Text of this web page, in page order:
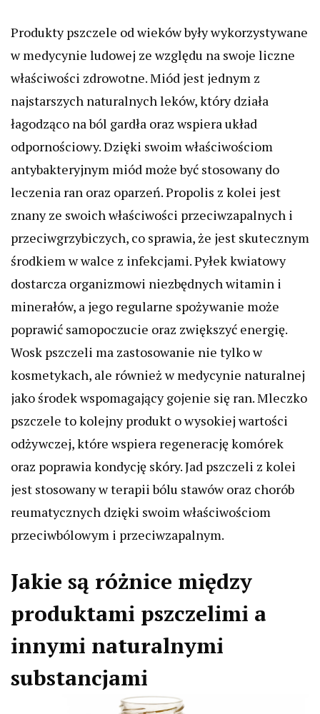
Produkty pszczele od wieków były wykorzystywane
w medycynie ludowej ze względu na swoje liczne
właściwości zdrowotne. Miód jest jednym z
najstarszych naturalnych leków, który działa
łagodząco na ból gardła oraz wspiera układ
odpornościowy. Dzięki swoim właściwościom
antybakteryjnym miód może być stosowany do
leczenia ran oraz oparzeń. Propolis z kolei jest
znany ze swoich właściwości przeciwzapalnych i
przeciwgrzybiczych, co sprawia, że jest skutecznym
środkiem w walce z infekcjami. Pyłek kwiatowy
dostarcza organizmowi niezbędnych witamin i
minerałów, a jego regularne spożywanie może
poprawić samopoczucie oraz zwiększyć energię.
Wosk pszczeli ma zastosowanie nie tylko w
kosmetykach, ale również w medycynie naturalnej
jako środek wspomagający gojenie się ran. Mleczko
pszczele to kolejny produkt o wysokiej wartości
odżywczej, które wspiera regenerację komórek
oraz poprawia kondycję skóry. Jad pszczeli z kolei
jest stosowany w terapii bólu stawów oraz chorób
reumatycznych dzięki swoim właściwościom
przeciwbólowym i przeciwzapalnym.
Jakie są różnice między
produktami pszczelimi a
innymi naturalnymi
substancjami